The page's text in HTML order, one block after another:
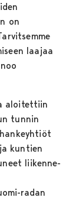
on
laajaa
aloitettiin
tunnin
kuntien
liikenne-
radan